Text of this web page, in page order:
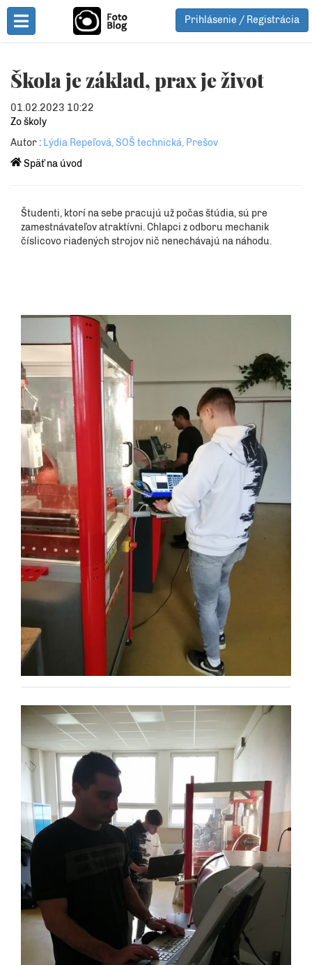
Toggle Menu
Prihlásenie / Registrácia
Škola je základ, prax je život
01.02.2023 10:22
Zo školy
Autor : Lýdia Repeľová, SOŠ technická, Prešov
Späť na úvod
Študenti, ktorí na sebe pracujú už počas štúdia, sú pre
zamestnávateľov atraktívni. Chlapci z odboru mechanik
číslicovo riadených strojov nič nenechávajú na náhodu.